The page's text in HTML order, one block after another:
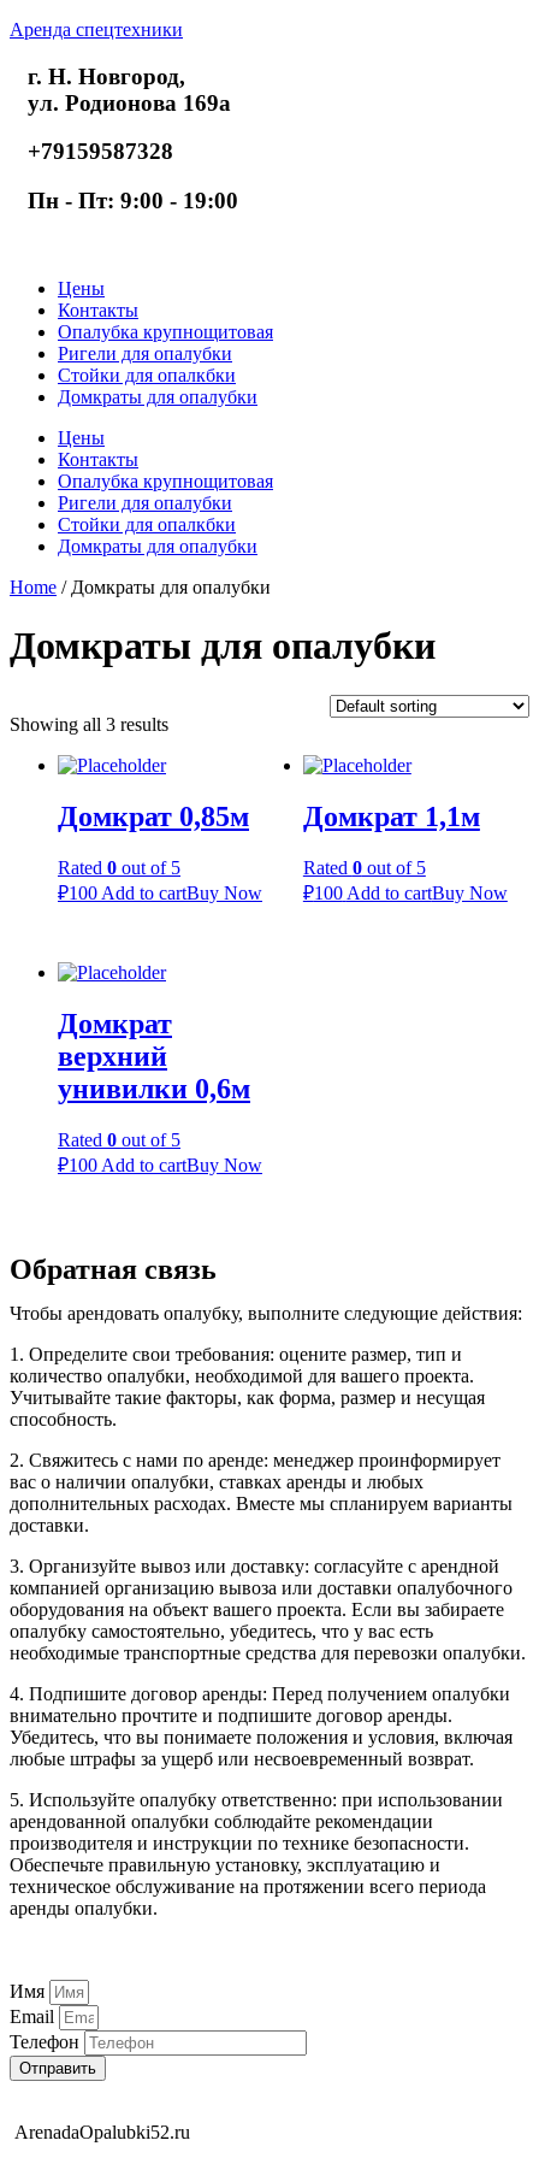
Аренда спецтехники
г. Н. Новгород,
ул. Родионова 169а
+79159587328
Пн - Пт: 9:00 - 19:00
Цены
Контакты
Опалубка крупнощитовая
Ригели для опалубки
Стойки для опалкбки
Домкраты для опалубки
Цены
Контакты
Опалубка крупнощитовая
Ригели для опалубки
Стойки для опалкбки
Домкраты для опалубки
Home / Домкраты для опалубки
Домкраты для опалубки
Showing all 3 results
Домкрат 0,85м
Rated 0 out of 5
₽100 Add to cartBuy Now
Домкрат 1,1м
Rated 0out of 5
₽100 Add to cartBuy Now
Домкрат
верхний
унивилки 0,6м
Rated 0 out of 5
₽100 Add to cartBuy Now
Обратная связь
Чтобы арендовать опалубку, выполните следующие действия:
1. Определите свои требования: оцените размер, тип и
количество опалубки, необходимой для вашего проекта.
Учитывайте такие факторы, как форма, размер и несущая
способность.
2. Свяжитесь с нами по аренде: менеджер проинформирует
вас о наличии опалубки, ставках аренды и любых
дополнительных расходах. Вместе мы спланируем варианты
доставки.
3. Организуйте вывоз или доставку: согласуйте с арендной
компанией организацию вывоза или доставки опалубочного
оборудования на объект вашего проекта. Если вы забираете
опалубку самостоятельно, убедитесь, что у вас есть
необходимые транспортные средства для перевозки опалубки.
4. Подпишите договор аренды: Перед получением опалубки
внимательно прочтите и подпишите договор аренды.
Убедитесь, что вы понимаете положения и условия, включая
любые штрафы за ущерб или несвоевременный возврат.
5. Используйте опалубку ответственно: при использовании
арендованной опалубки соблюдайте рекомендации
производителя и инструкции по технике безопасности.
Обеспечьте правильную установку, эксплуатацию и
техническое обслуживание на протяжении всего периода
аренды опалубки.
Имя
Email
Телефон
Отправить
ArenadaOpalubki52.ru